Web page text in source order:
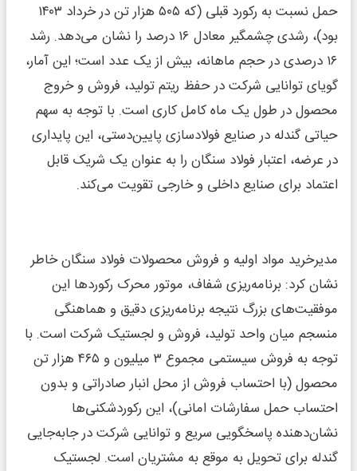
حمل نسبت به رکورد قبلی (که ۵۰۵ هزار تن در خرداد ۱۴۰۳
بود)، رشدی چشمگیر معادل ۱۶ درصد را نشان می‌دهد. رشد
۱۶ درصدی در حجم ماهانه، بیش از یک عدد است؛ این آمار،
گویای توانایی شرکت در حفظ ریتم تولید، فروش و خروج
محصول در طول یک ماه کامل کاری است. با توجه به سهم
حیاتی گندله در صنایع فولادسازی پایین‌دستی، این پایداری
در عرضه، اعتبار فولاد سنگان را به عنوان یک شریک قابل
اعتماد برای صنایع داخلی و خارجی تقویت می‌کند.
مدیرخرید مواد اولیه و فروش محصولات فولاد سنگان خاطر
نشان کرد: برنامه‌ریزی شفاف، موتور محرک رکوردها این
موفقیت‌های بزرگ نتیجه برنامه‌ریزی دقیق و هماهنگی
منسجم میان واحد تولید، فروش و لجستیک شرکت است. با
توجه به فروش سیستمی مجموع ۳ میلیون و ۴۶۵ هزار تن
محصول (با احتساب فروش از محل انبار صادراتی و بدون
احتساب حمل سفارشات امانی)، این رکوردشکنی‌ها
نشان‌دهنده پاسخگویی سریع و توانایی شرکت در جابه‌جایی
گندله برای تحویل به موقع به مشتریان است. لجستیک